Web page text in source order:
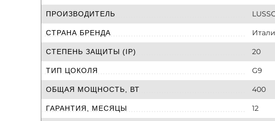
ПРОИЗВОДИТЕЛЬ
СТРАНА БРЕНДА
СТЕПЕНЬ ЗАЩИТЫ (IP) 20
ТИП ЦОКОЛЯ G9
ОБЩАЯ МОЩНОСТЬ, ВТ 400
ГАРАНТИЯ, МЕСЯЦЫ 12